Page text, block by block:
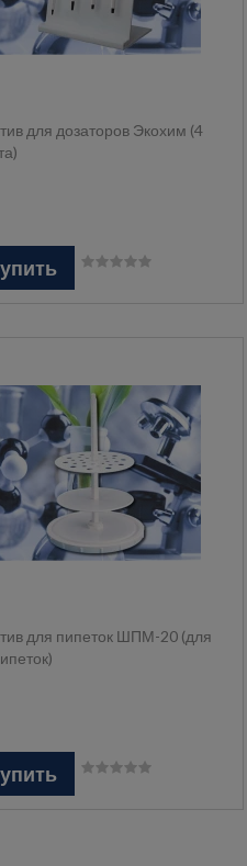
для дозаторов Экохим (4
для пипеток ШПМ-20 (для